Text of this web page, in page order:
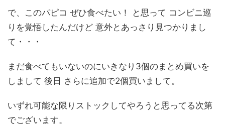
で、このパピコ ぜひ食べたい！ と思って コンビニ巡
りを覚悟したんだけど 意外とあっさり見つかりまし
て・・・
まだ食べてもいないのにいきなり3個のまとめ買いを
しまして 後日 さらに追加で2個買いまして。
いずれ可能な限りストックしてやろうと思ってる次第
でございます。